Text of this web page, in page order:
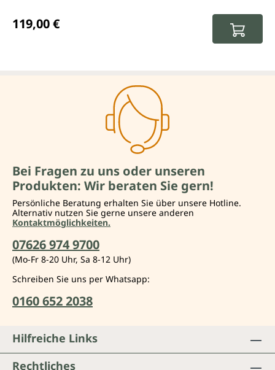
119,00 €
Bei Fragen zu uns oder unseren
Produkten: Wir beraten Sie gern!
Persönliche Beratung erhalten Sie über unsere Hotline.
Alternativ nutzen Sie gerne unsere anderen
Kontaktmöglichkeiten.
07626 974 9700
(Mo-Fr 8-20 Uhr, Sa 8-12 Uhr)
Schreiben Sie uns per Whatsapp:
0160 652 2038
Hilfreiche Links
Rechtliches